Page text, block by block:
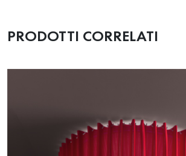
PRODOTTI CORRELATI